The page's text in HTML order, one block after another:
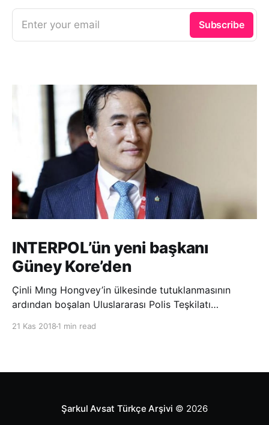
Enter your email Subscribe
INTERPOL’ün yeni başkanı
Güney Kore’den
Çinli Mıng Hongvey’in ülkesinde tutuklanmasının
ardından boşalan Uluslararası Polis Teşkilatı
21 Kas 2018 1 min read
Şarkul Avsat Türkçe Arşivi © 2026